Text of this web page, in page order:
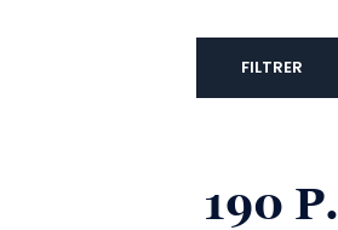
190 P.
FILTRER